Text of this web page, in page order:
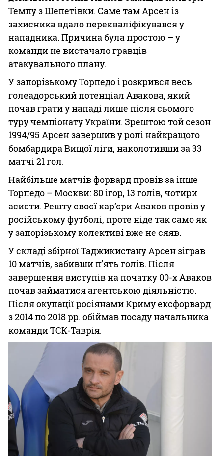
Темпу з Шепетівки. Саме там Арсен із
захисника вдало перекваліфікувався у
нападника. Причина була простою – у
команди не вистачало гравців
атакувального плану.
У запорізькому Торпедо і розкрився весь
голеадорський потенціал Авакова, який
почав грати у нападі лише після сьомого
туру чемпіонату України. Зрештою той сезон
1994/95 Арсен завершив у ролі найкращого
бомбардира Вищої ліги, наколотивши за 33
матчі 21 гол.
Найбільше матчів форвард провів за інше
Торпедо – Москви: 80 ігор, 13 голів, чотири
асисти. Решту своєї кар’єри Аваков провів у
російському футболі, проте ніде так само як
у запорізькому колективі вже не сяяв.
У складі збірної Таджикистану Арсен зіграв
10 матчів, забивши п’ять голів. Після
завершення виступів на початку 00-х Аваков
почав займатися агентською діяльністю.
Після окупації росіянами Криму ексфорвард
з 2014 по 2018 рр. обіймав посаду начальника
команди ТСК-Таврія.